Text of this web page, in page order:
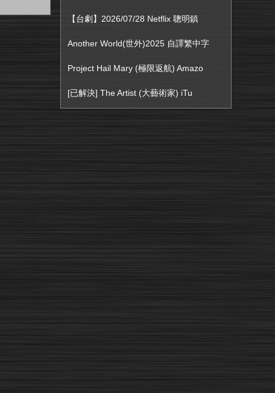
【台劇】2026/07/28 Netflix 聰明鎮
Another World(世外)2025 自譯繁中字
Project Hail Mary (極限返航) Amazo
[已解決] The Artist (大藝術家) iTu